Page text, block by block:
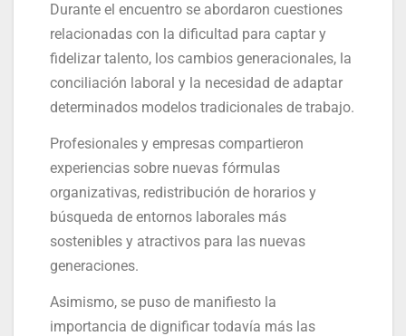
Durante el encuentro se abordaron cuestiones
relacionadas con la dificultad para captar y
fidelizar talento, los cambios generacionales, la
conciliación laboral y la necesidad de adaptar
determinados modelos tradicionales de trabajo.
Profesionales y empresas compartieron
experiencias sobre nuevas fórmulas
organizativas, redistribución de horarios y
búsqueda de entornos laborales más
sostenibles y atractivos para las nuevas
generaciones.
Asimismo, se puso de manifiesto la
importancia de dignificar todavía más las